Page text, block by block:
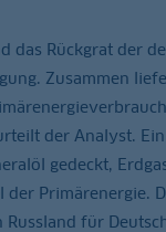
das Rückgrat der
Zusammen
der Analyst.
gedeckt,
der Primärenergie.
Russland für